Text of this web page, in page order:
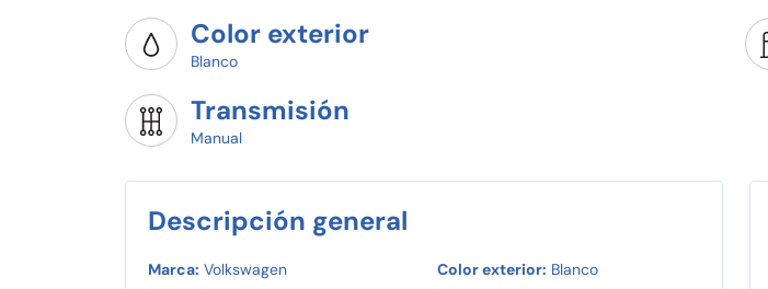
Color exterior
Blanco
Transmisión
Manual
Descripción general
Marca: Volkswagen
Color exterior: Blanco